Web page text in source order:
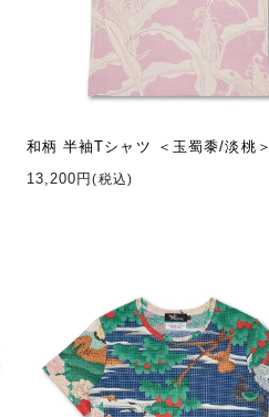
和柄 半袖Tシャツ ＜玉蜀黍/淡桃＞
13,200円(税込)